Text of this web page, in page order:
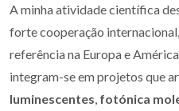
A minha atividade científica
forte cooperação
referência na Europa e
integram-se em projetos que
luminescentes, fotónica